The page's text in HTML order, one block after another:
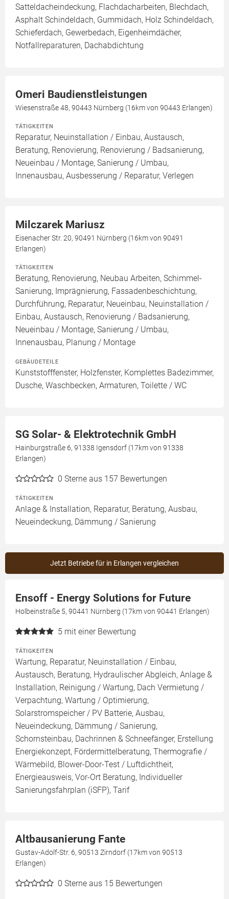
Satteldacheindeckung, Flachdacharbeiten, Blechdach,
Asphalt Schindeldach, Gummidach, Holz Schindeldach,
Schieferdach, Gewerbedach, Eigenheimdächer,
Notfallreparaturen, Dachabdichtung
Omeri Baudienstleistungen
Wiesenstraße 48, 90443 Nürnberg (16km von 90443 Erlangen)
TÄTIGKEITEN
Reparatur, Neuinstallation / Einbau, Austausch,
Beratung, Renovierung, Renovierung / Badsanierung,
Neueinbau / Montage, Sanierung / Umbau,
Innenausbau, Ausbesserung / Reparatur, Verlegen
Milczarek Mariusz
Eisenacher Str. 20, 90491 Nürnberg (16km von 90491
Erlangen)
TÄTIGKEITEN
Beratung, Renovierung, Neubau Arbeiten, Schimmel-
Sanierung, Imprägnierung, Fassadenbeschichtung,
Durchführung, Reparatur, Neueinbau, Neuinstallation /
Einbau, Austausch, Renovierung / Badsanierung,
Neueinbau / Montage, Sanierung / Umbau,
Innenausbau, Planung / Montage
GEBÄUDETEILE
Kunststofffenster, Holzfenster, Komplettes Badezimmer,
Dusche, Waschbecken, Armaturen, Toilette / WC
SG Solar- & Elektrotechnik GmbH
Hainburgstraße 6, 91338 Igensdorf (17km von 91338
Erlangen)
0 Sterne aus 157 Bewertungen
TÄTIGKEITEN
Anlage & Installation, Reparatur, Beratung, Ausbau,
Neueindeckung, Dämmung / Sanierung
Jetzt Betriebe für in Erlangen vergleichen
Ensoff - Energy Solutions for Future
Holbeinstraße 5, 90441 Nürnberg (17km von 90441 Erlangen)
5 mit einer Bewertung
TÄTIGKEITEN
Wartung, Reparatur, Neuinstallation / Einbau,
Austausch, Beratung, Hydraulischer Abgleich, Anlage &
Installation, Reinigung / Wartung, Dach Vermietung /
Verpachtung, Wartung / Optimierung,
Solarstromspeicher / PV Batterie, Ausbau,
Neueindeckung, Dämmung / Sanierung,
Schornsteinbau, Dachrinnen & Schneefänger, Erstellung
Energiekonzept, Fördermittelberatung, Thermografie /
Wärmebild, Blower-Door-Test / Luftdichtheit,
Energieausweis, Vor-Ort Beratung, Individueller
Sanierungsfahrplan (iSFP), Tarif
Altbausanierung Fante
Gustav-Adolf-Str. 6, 90513 Zirndorf (17km von 90513
Erlangen)
0 Sterne aus 15 Bewertungen